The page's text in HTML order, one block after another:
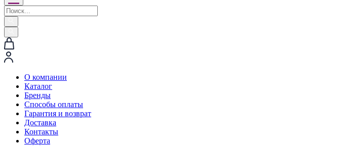
О компании
Каталог
Бренды
Способы оплаты
Гарантия и возврат
Доставка
Контакты
Оферта